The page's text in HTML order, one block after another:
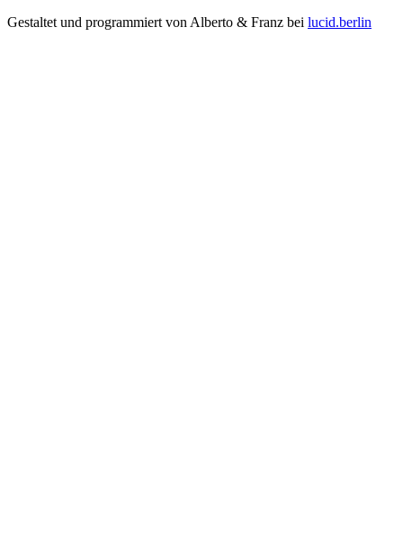
Gestaltet und programmiert von Alberto & Franz bei lucid.berlin